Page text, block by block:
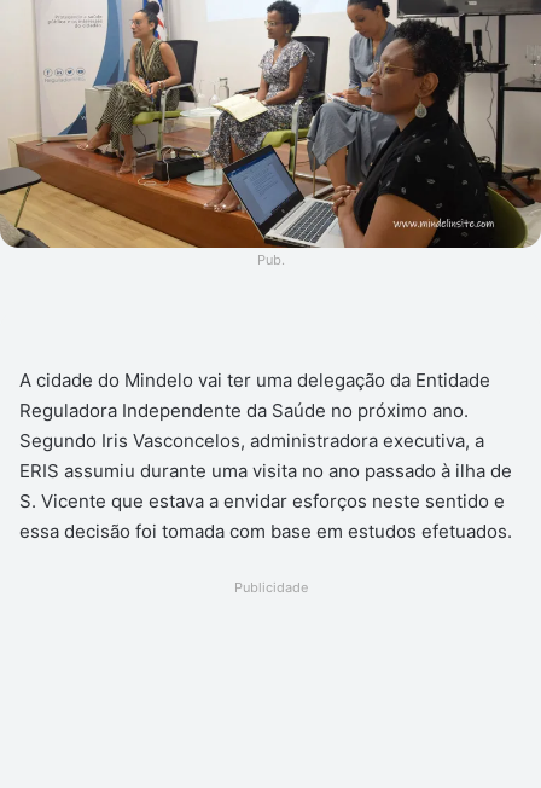
Pub.
A cidade do Mindelo vai ter uma delegação da Entidade
Reguladora Independente da Saúde no próximo ano.
Segundo Iris Vasconcelos, administradora executiva, a
ERIS assumiu durante uma visita no ano passado à ilha de
S. Vicente que estava a envidar esforços neste sentido e
essa decisão foi tomada com base em estudos efetuados.
Publicidade